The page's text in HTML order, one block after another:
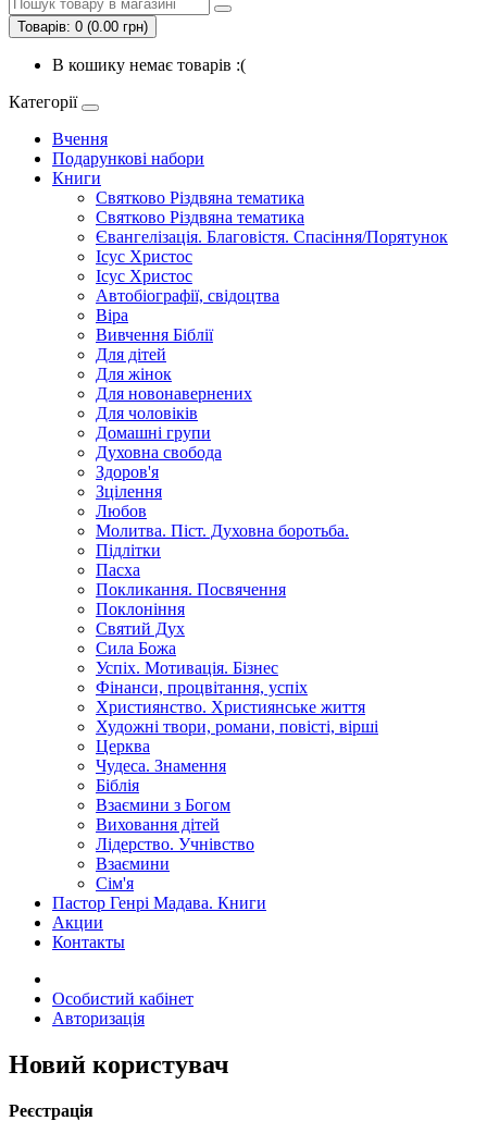
Товарів: 0 (0.00 грн)
В кошику немає товарів :(
Категорії
Вчення
Подарункові набори
Книги
Святково Різдвяна тематика
Святково Різдвяна тематика
Євангелізація. Благовістя. Спасіння/Порятунок
Ісус Христос
Ісус Христос
Автобіографії, свідоцтва
Віра
Вивчення Біблії
Для дітей
Для жінок
Для новонавернених
Для чоловіків
Домашні групи
Духовна свобода
Здоров'я
Зцілення
Любов
Молитва. Піст. Духовна боротьба.
Підлітки
Пасха
Покликання. Посвячення
Поклоніння
Святий Дух
Сила Божа
Успіх. Мотивація. Бізнес
Фінанси, процвітання, успіх
Християнство. Християнське життя
Художні твори, романи, повісті, вірші
Церква
Чудеса. Знамення
Біблія
Взаємини з Богом
Виховання дітей
Лідерство. Учнівство
Взаємини
Сім'я
Пастор Генрі Мадава. Книги
Акции
Контакты
Особистий кабінет
Авторизація
Новий користувач
Реєстрація